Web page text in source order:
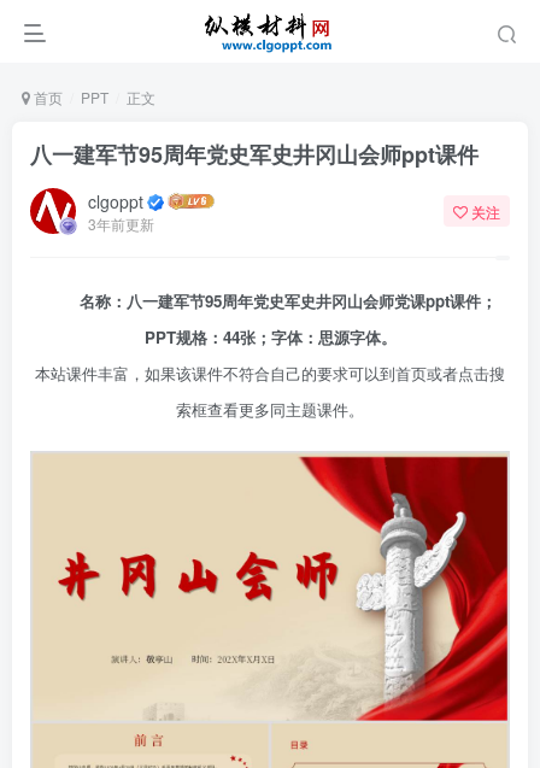
首页 PPT 正文
八一建军节95周年党史军史井冈山会师ppt课件
clgoppt
3年前更新
关注
名称：八一建军节95周年党史军史井冈山会师党课ppt课件；
PPT规格：44张；字体：思源字体。
本站课件丰富，如果该课件不符合自己的要求可以到首页或者点击搜
索框查看更多同主题课件。